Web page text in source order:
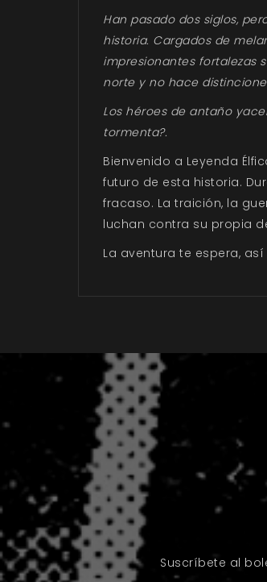
Han pasado dos siglos,
historia. Cargados de
impresionantes fortalezas
norte y no hace
Los héroes de antaño
tormenta?.
Bienvenido a Leyenda
futuro de esta historia.
fracaso. La traición, la
luchan contra su propia
La aventura te espera,
Suscríbete al